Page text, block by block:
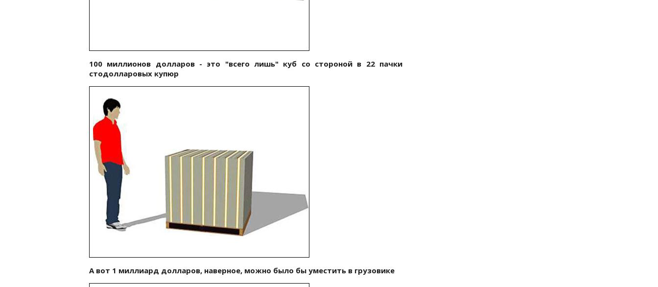
100 миллионов долларов - это "всего лишь" куб со стороной в 22 пачки
стодолларовых купюр
А вот 1 миллиард долларов, наверное, можно было бы уместить в грузовике